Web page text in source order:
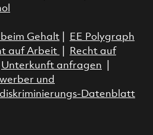
beim Gehalt|
EE Polygraph
auf Arbeit
Recht auf
Unterkunft anfragen
und
Datenblatt